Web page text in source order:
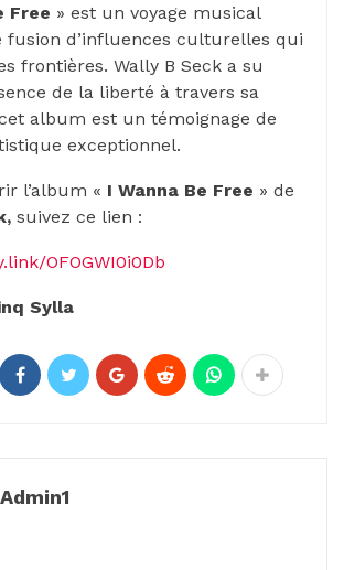
Free » est un voyage musical
fusion d’influences culturelles qui
frontières. Wally B Seck a su
de la liberté à travers sa
album est un témoignage de
exceptionnel.
l’album « I Wanna Be Free » de
suivez ce lien :
OFOGWI0i0Db
Sylla
Admin1